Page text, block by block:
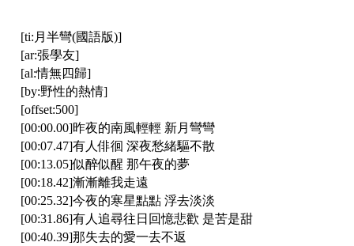
[ti:月半彎(國語版)]
[ar:張學友]
[al:情無四歸]
[by:野性的熱情]
[offset:500]
[00:00.00]昨夜的南風輕輕 新月彎彎
[00:07.47]有人俳徊 深夜愁緒驅不散
[00:13.05]似醉似醒 那午夜的夢
[00:18.42]漸漸離我走遠
[00:25.32]今夜的寒星點點 浮去淡淡
[00:31.86]有人追尋往日回憶悲歡 是苦是甜
[00:40.39]那失去的愛一去不返